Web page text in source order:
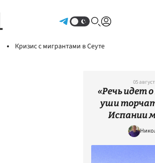
Кризис с мигрантами в Сеуте
05
«Речь идет о
уши
Испании